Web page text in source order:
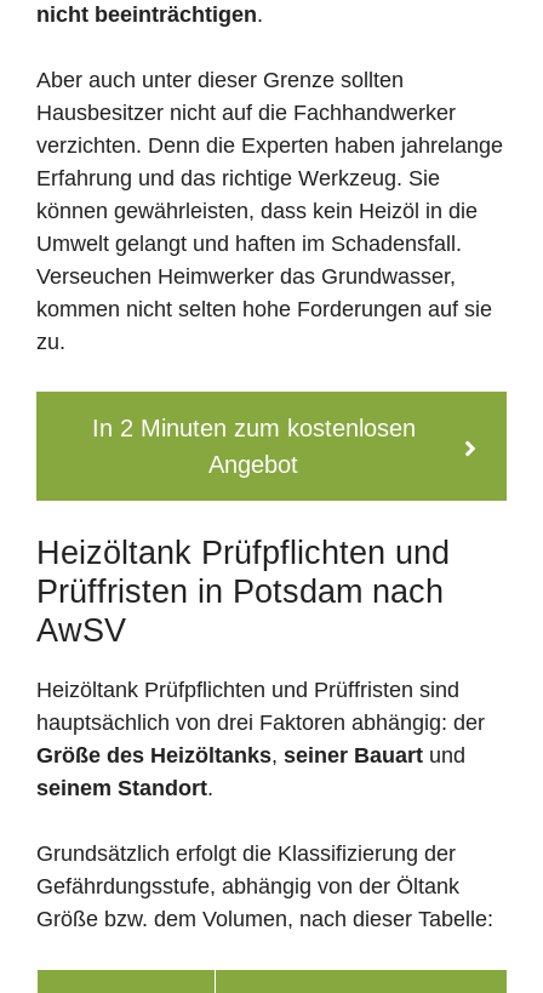
nicht beeinträchtigen.
Aber auch unter dieser Grenze sollten
Hausbesitzer nicht auf die Fachhandwerker
verzichten. Denn die Experten haben jahrelange
Erfahrung und das richtige Werkzeug. Sie
können gewährleisten, dass kein Heizöl in die
Umwelt gelangt und haften im Schadensfall.
Verseuchen Heimwerker das Grundwasser,
kommen nicht selten hohe Forderungen auf sie
zu.
In 2 Minuten zum kostenlosen
Angebot
Heizöltank Prüfpflichten und
Prüffristen in Potsdam nach
AwSV
Heizöltank Prüfpflichten und Prüffristen sind
hauptsächlich von drei Faktoren abhängig: der
Größe des Heizöltanks, seiner Bauart und
seinem Standort.
Grundsätzlich erfolgt die Klassifizierung der
Gefährdungsstufe, abhängig von der Öltank
Größe bzw. dem Volumen, nach dieser Tabelle: